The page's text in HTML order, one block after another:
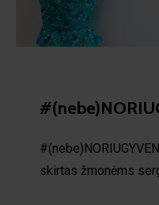
skirtas žmonėms